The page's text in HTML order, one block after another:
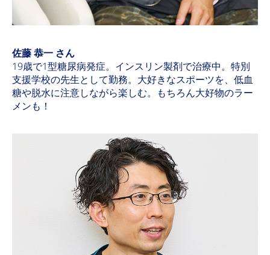
佐藤 恭一 さん
19歳で1型糖尿病発症。インスリン製剤で治療中。特別
支援学校の先生として勤務。大好きなスポーツを、低血
糖や脱水に注意しながら楽しむ。もちろん大好物のラー
メンも！